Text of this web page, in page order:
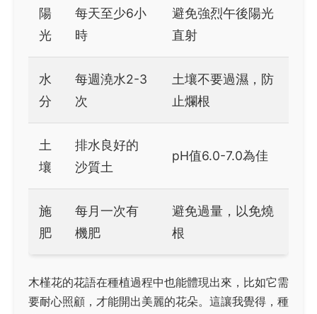
陽
光
每天至少6小
時
避免強烈午後陽光
直射
水
分
每週澆水2-3
次
土壤不要過濕，防
止爛根
土
壤
排水良好的
沙質土
pH值6.0-7.0為佳
施
肥
每月一次有
機肥
避免過量，以免燒
根
木槿花的花語在種植過程中也能體現出來，比如它需
要耐心照顧，才能開出美麗的花朵。這讓我覺得，種